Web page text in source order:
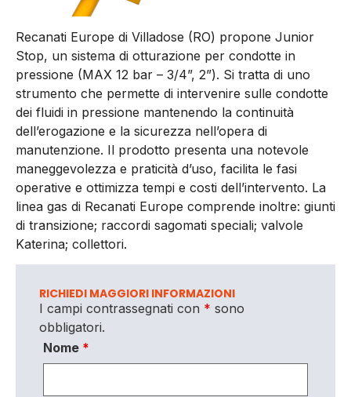
Recanati Europe di Villadose (RO) propone Junior
Stop, un sistema di otturazione per condotte in
pressione (MAX 12 bar – 3/4”, 2”). Si tratta di uno
strumento che permette di intervenire sulle condotte
dei fluidi in pressione mantenendo la continuità
dell’erogazione e la sicurezza nell’opera di
manutenzione. Il prodotto presenta una notevole
maneggevolezza e praticità d’uso, facilita le fasi
operative e ottimizza tempi e costi dell’intervento. La
linea gas di Recanati Europe comprende inoltre: giunti
di transizione; raccordi sagomati speciali; valvole
Katerina; collettori.
RICHIEDI MAGGIORI INFORMAZIONI
I campi contrassegnati con * sono
obbligatori.
Nome *